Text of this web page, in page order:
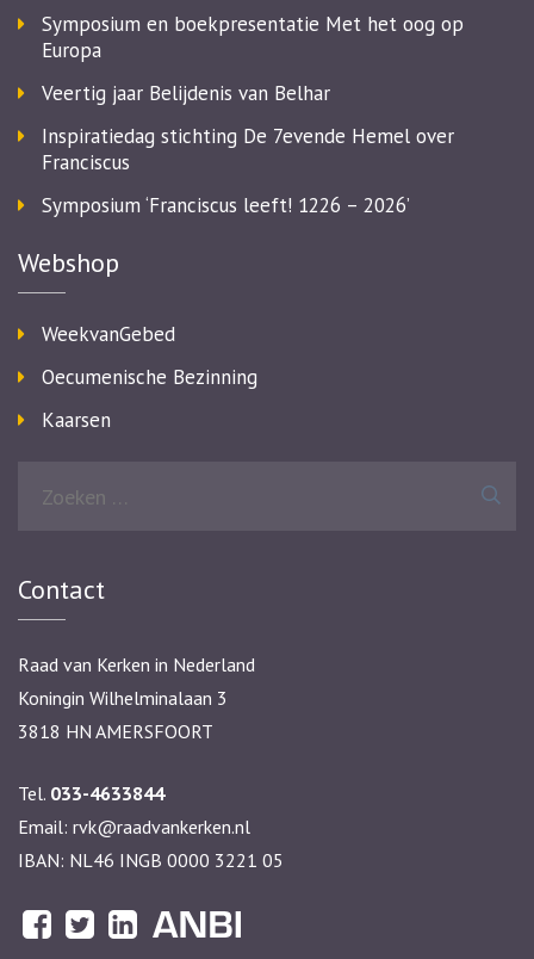
Symposium en boekpresentatie Met het oog op
Europa
Veertig jaar Belijdenis van Belhar
Inspiratiedag stichting De 7evende Hemel over
Franciscus
Symposium ‘Franciscus leeft! 1226 – 2026’
Webshop
WeekvanGebed
Oecumenische Bezinning
Kaarsen
Contact
Raad van Kerken in Nederland
Koningin Wilhelminalaan 3
3818 HN AMERSFOORT
Tel. 033-4633844
Email: rvk@raadvankerken.nl
IBAN: NL46 INGB 0000 3221 05